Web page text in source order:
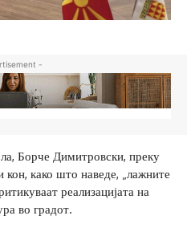
-
Борче Димитровски, преку
кон, како што наведе, „лажните
реализацијата на
во градот.